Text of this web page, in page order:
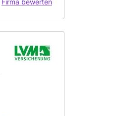
Firma bewerten